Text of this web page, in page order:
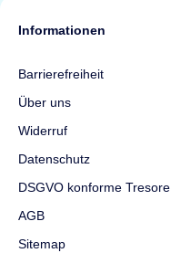
Informationen
Barrierefreiheit
Über uns
Widerruf
Datenschutz
DSGVO konforme Tresore
AGB
Sitemap